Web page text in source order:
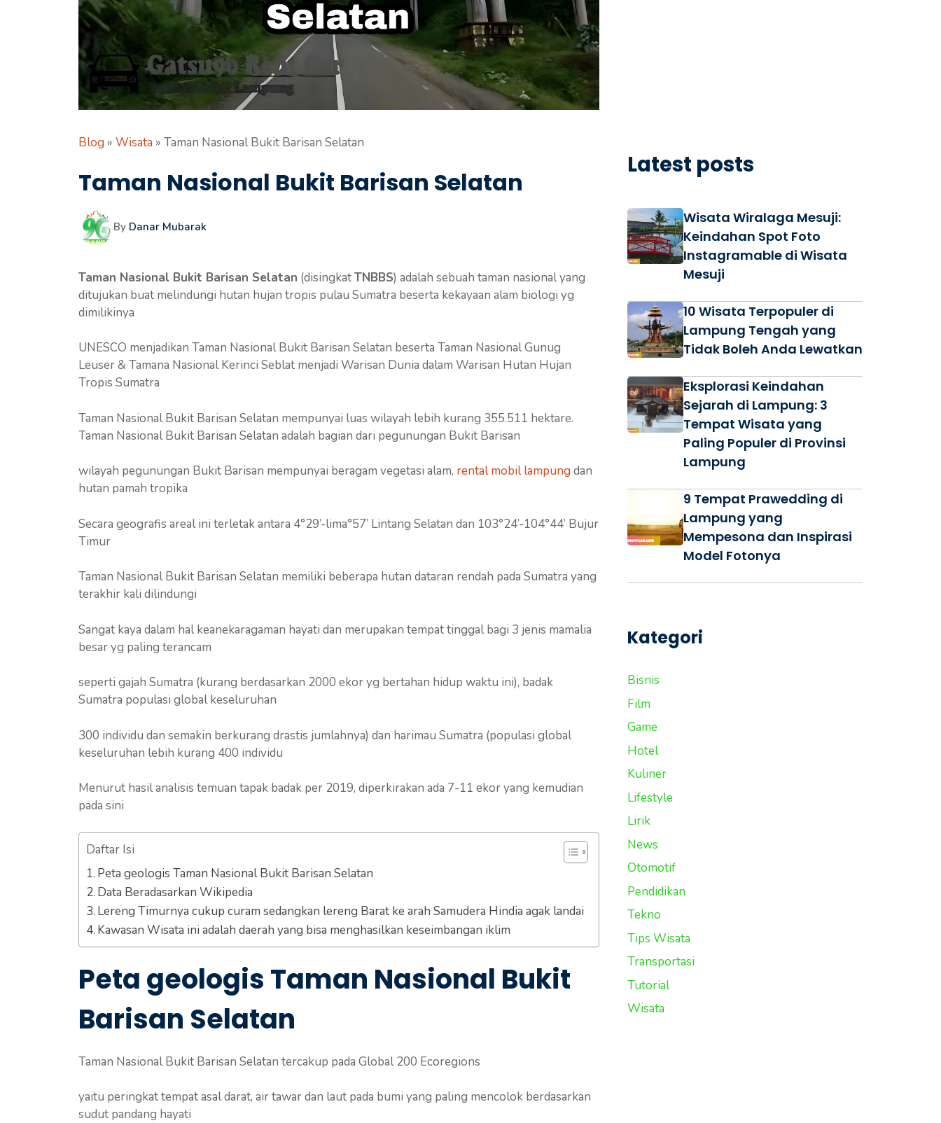
Blog » Wisata » Taman Nasional Bukit Barisan Selatan
Taman Nasional Bukit Barisan Selatan
By Danar Mubarak
Taman Nasional Bukit Barisan Selatan (disingkatTNBBS) adalah sebuah taman nasional yang
ditujukan buat melindungi hutan hujan tropis pulau Sumatra beserta kekayaan alam biologi yg
dimilikinya
UNESCO menjadikan Taman Nasional Bukit Barisan Selatan beserta Taman Nasional Gunug
Leuser & Tamana Nasional Kerinci Seblat menjadi Warisan Dunia dalam Warisan Hutan Hujan
Tropis Sumatra
Taman Nasional Bukit Barisan Selatan mempunyai luas wilayah lebih kurang 355.511 hektare.
Taman Nasional Bukit Barisan Selatan adalah bagian dari pegunungan Bukit Barisan
wilayah pegunungan Bukit Barisan mempunyai beragam vegetasi alam, rental mobil lampung dan
hutan pamah tropika
Secara geografis areal ini terletak antara 4°29’-lima°57’ Lintang Selatan dan 103°24’-104°44’ Bujur
Timur
Taman Nasional Bukit Barisan Selatan memiliki beberapa hutan dataran rendah pada Sumatra yang
terakhir kali dilindungi
Sangat kaya dalam hal keanekaragaman hayati dan merupakan tempat tinggal bagi 3 jenis mamalia
besar yg paling terancam
seperti gajah Sumatra (kurang berdasarkan 2000 ekor yg bertahan hidup waktu ini), badak
Sumatra populasi global keseluruhan
300 individu dan semakin berkurang drastis jumlahnya) dan harimau Sumatra (populasi global
keseluruhan lebih kurang 400 individu
Menurut hasil analisis temuan tapak badak per 2019, diperkirakan ada 7-11 ekor yang kemudian
pada sini
Daftar Isi
Peta geologis Taman Nasional Bukit Barisan Selatan
Data Beradasarkan Wikipedia
Lereng Timurnya cukup curam sedangkan lereng Barat ke arah Samudera Hindia agak landai
Kawasan Wisata ini adalah daerah yang bisa menghasilkan keseimbangan iklim
Peta geologis Taman Nasional Bukit
Barisan Selatan
Taman Nasional Bukit Barisan Selatan tercakup pada Global 200 Ecoregions
yaitu peringkat tempat asal darat, air tawar dan laut pada bumi yang paling mencolok berdasarkan
sudut pandang hayati
Latest posts
Wisata Wiralaga Mesuji:
Keindahan Spot Foto
Instagramable di Wisata
Mesuji
10 Wisata Terpopuler di
Lampung Tengah yang
Tidak Boleh Anda Lewatkan
Eksplorasi Keindahan
Sejarah di Lampung: 3
Tempat Wisata yang
Paling Populer di Provinsi
Lampung
9 Tempat Prawedding di
Lampung yang
Mempesona dan Inspirasi
Model Fotonya
Kategori
Bisnis
Film
Game
Hotel
Kuliner
Lifestyle
Lirik
News
Otomotif
Pendidikan
Tekno
Tips Wisata
Transportasi
Tutorial
Wisata